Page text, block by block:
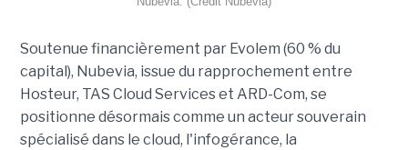
Soutenue financièrement par Evolem (60 % du
capital), Nubevia, issue du rapprochement entre
Hosteur, TAS Cloud Services et ARD-Com, se
positionne désormais comme un acteur souverain
spécialisé dans le cloud, l'infogérance, la